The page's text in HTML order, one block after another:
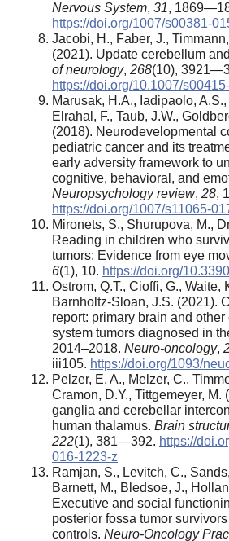
Nervous System, 31,
https://doi.org/1007/s00381-
Jacobi, H., Faber, J.,
(2021). Update cerebellum
of neurology, 268(10),
https://doi.org/10.1007/
Marusak, H.A., Iadipaolo, A.S.,
Elrahal, F., Taub, J.W.,
(2018). Neurodevelopmental
pediatric cancer and its
early adversity framework to
cognitive, behavioral, and
Neuropsychology review, 28,
https://doi.org/1007/s11065-
Mironets, S., Shurupova, M.,
Reading in children who
tumors: Evidence from eye
6(1), 10. https://doi.org/
Ostrom, Q.T., Cioffi, G., Waite,
Barnholtz-Sloan, J.S. (2021).
report: primary brain and
system tumors diagnosed in
2014–2018. Neuro-oncology,
iii105. https://doi.org/1093/
Pelzer, E. A., Melzer, C.,
Cramon, D.Y., Tittgemeyer, M.
ganglia and cerebellar
human thalamus. Brain
222(1), 381—392. https://
016-1223-z
Ramjan, S., Levitch, C.,
Barnett, M., Bledsoe, J.,
Executive and social
posterior fossa tumor
controls. Neuro-Oncology